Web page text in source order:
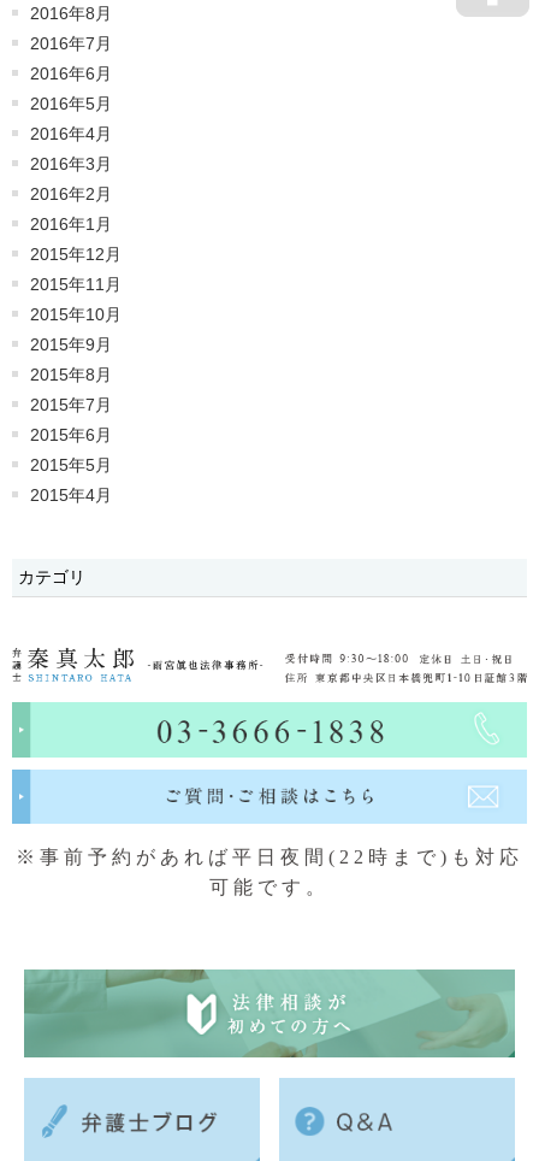
2016年8月
2016年7月
2016年6月
2016年5月
2016年4月
2016年3月
2016年2月
2016年1月
2015年12月
2015年11月
2015年10月
2015年9月
2015年8月
2015年7月
2015年6月
2015年5月
2015年4月
カテゴリ
※事前予約があれば平日夜間(22時まで)も対応
可能です。